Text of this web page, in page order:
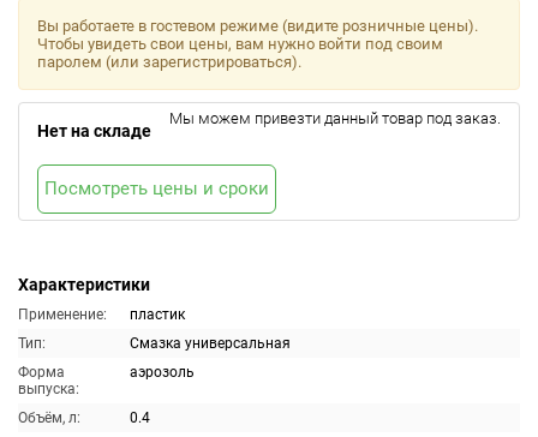
Характеристики
Применение:
пластик
Тип:
Смазка универсальная
Форма
выпуска:
аэрозоль
Объём, л:
0.4
Вы работаете в гостевом режиме (видите розничные цены).
Чтобы увидеть свои цены, вам нужно войти под своим
паролем (или зарегистрироваться).
Нет на складе
Мы можем привезти данный товар под заказ.
Посмотреть цены и сроки